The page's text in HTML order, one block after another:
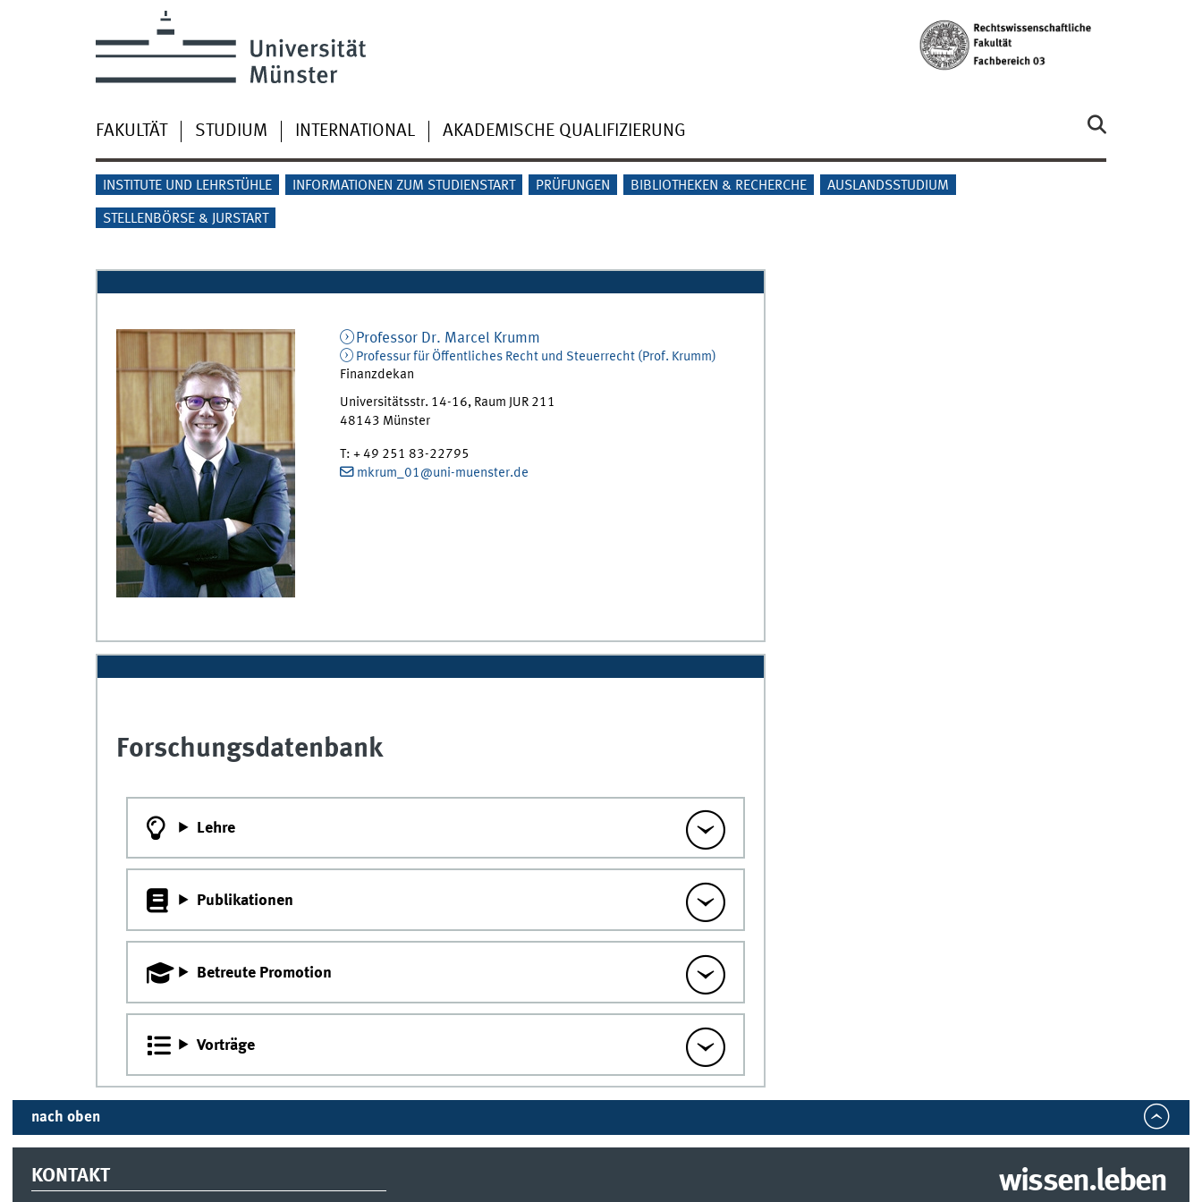
FAKULTÄT STUDIUM INTERNATIONAL AKADEMISCHE QUALIFIZIERUNG
INSTITUTE UND LEHRSTÜHLE INFORMATIONEN ZUM STUDIENSTART PRÜFUNGEN BIBLIOTHEKEN & RECHERCHE AUSLANDSSTUDIUM
STELLENBÖRSE & JURSTART
Professor Dr. Marcel Krumm
Professur für Öffentliches Recht und Steuerrecht (Prof. Krumm)
Finanzdekan
Universitätsstr. 14-16, Raum JUR 211
48143 Münster
T: + 49 251 83-22795
mkrum_01@uni-muenster.de
Forschungsdatenbank
Lehre
Publikationen
Betreute Promotion
Vorträge
nach oben
KONTAKT wissen.leben